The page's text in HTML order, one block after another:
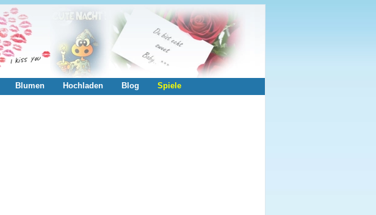
Blumen Hochladen Blog Spiele